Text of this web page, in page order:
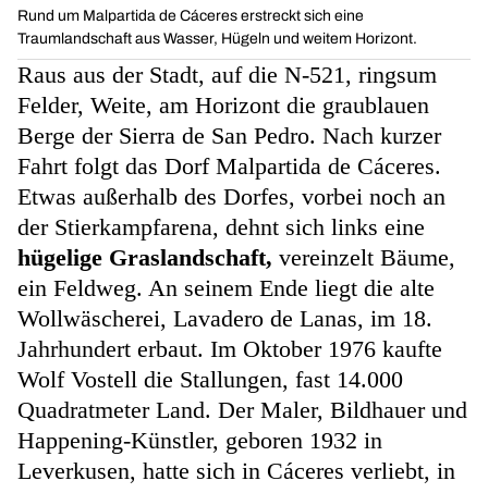
Rund um Malpartida de Cáceres erstreckt sich eine
Traumlandschaft aus Wasser, Hügeln und weitem Horizont.
Raus aus der Stadt, auf die N-521, ringsum
Felder, Weite, am Horizont die graublauen
Berge der Sierra de San Pedro. Nach kurzer
Fahrt folgt das Dorf Malpartida de Cáceres.
Etwas außerhalb des Dorfes, vorbei noch an
der Stierkampfarena, dehnt sich links eine
hügelige Graslandschaft, vereinzelt Bäume,
ein Feldweg. An seinem Ende liegt die alte
Wollwäscherei, Lavadero de Lanas, im 18.
Jahrhundert erbaut. Im Oktober 1976 kaufte
Wolf Vostell die Stallungen, fast 14.000
Quadratmeter Land. Der Maler, Bildhauer und
Happening-Künstler, geboren 1932 in
Leverkusen, hatte sich in Cáceres verliebt, in